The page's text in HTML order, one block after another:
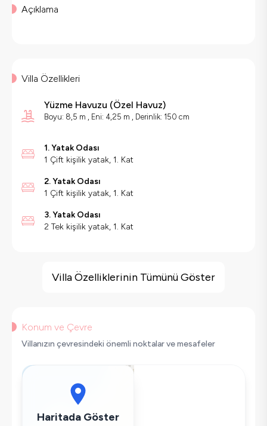
Açıklama
Villa Özellikleri
Yüzme Havuzu (Özel Havuz)
Boyu: 8,5 m , Eni: 4,25 m , Derinlik: 150 cm
1. Yatak Odası
1 Çift kişilik yatak, 1. Kat
2. Yatak Odası
1 Çift kişilik yatak, 1. Kat
3. Yatak Odası
2 Tek kişilik yatak, 1. Kat
Çocuk Oyun Alanı
Salıncak
Saç Kurutma Makinası
Çamaşır Makinesi
Villa Özelliklerinin Tümünü Göster
Konum ve Çevre
Villanızın çevresindeki önemli noktalar ve mesafeler
Haritada Göster